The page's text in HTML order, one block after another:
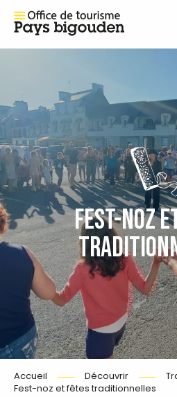
FEST-NOZ
Accueil Découvrir
Fest-noz et fêtes traditionnelles